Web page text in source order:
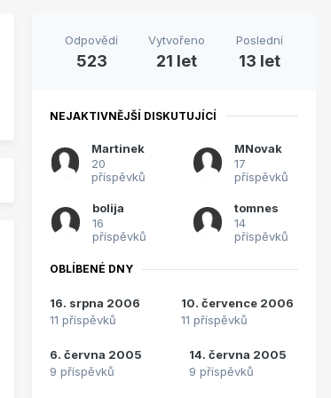
Odpovědí
523
Vytvořeno
21 let
Poslední
13 let
NEJAKTIVNĚJŠÍ DISKUTUJÍCÍ
Martinek
20
příspěvků
MNovak
17
příspěvků
bolija
16
příspěvků
tomnes
14
příspěvků
OBLÍBENÉ DNY
16. srpna 2006
11 příspěvků
10. července 2006
11 příspěvků
6. června 2005
9 příspěvků
14. června 2005
9 příspěvků